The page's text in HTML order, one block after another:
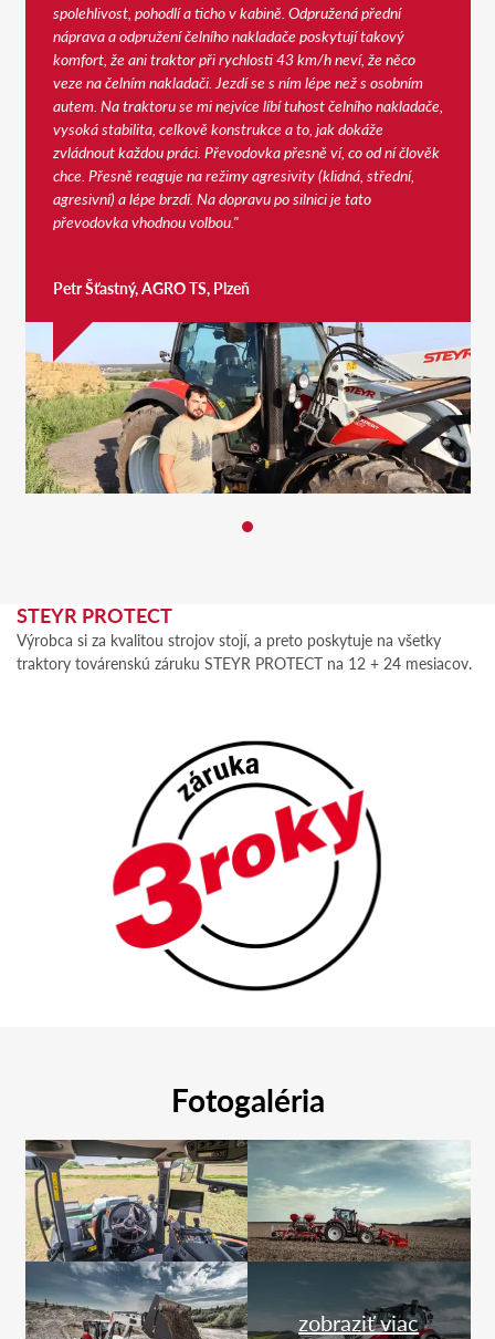
spolehlivost, pohodlí a ticho v kabině. Odpružená přední
náprava a odpružení čelního nakladače poskytují takový
komfort, že ani traktor při rychlosti 43 km/h neví, že něco
veze na čelním nakladači. Jezdí se s ním lépe než s osobním
autem. Na traktoru se mi nejvíce líbí tuhost čelního nakladače,
vysoká stabilita, celkově konstrukce a to, jak dokáže
zvládnout každou práci. Převodovka přesně ví, co od ní člověk
chce. Přesně reaguje na režimy agresivity (klidná, střední,
agresivní) a lépe brzdí. Na dopravu po silnici je tato
převodovka vhodnou volbou."
Petr Šťastný, AGRO TS, Plzeň
STEYR PROTECT
Výrobca si za kvalitou strojov stojí, a preto poskytuje na všetky
traktory továrenskú záruku STEYR PROTECT na 12 + 24 mesiacov.
Fotogaléria
zobraziť viac